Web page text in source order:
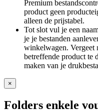
Premium
product geen
alleen de prijstabel.
Tot slot vul je een
je je bestanden
winkelwagen. Vergeet
betreffende product te
maken van je
×
Folders enkele